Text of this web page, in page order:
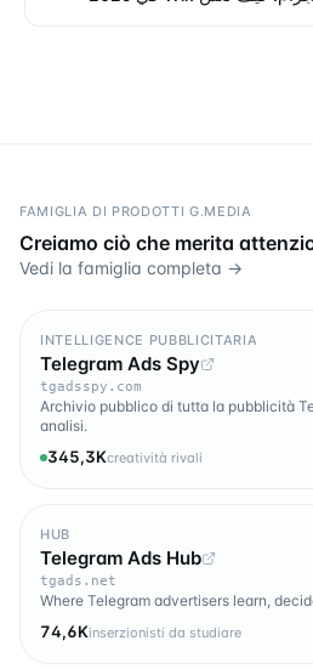
FAMIGLIA DI PRODOTTI G.MEDIA
Creiamo ciò che merita
Vedi la famiglia completa →
INTELLIGENCE PUBBLICITARIA
Telegram Ads Spy
tgadsspy.com
Archivio pubblico di tutta la pubblicità
analisi.
345,3Kcreatività rivali
HUB
Telegram Ads Hub
tgads.net
Where Telegram advertisers learn,
74,6Kinserzionisti da studiare